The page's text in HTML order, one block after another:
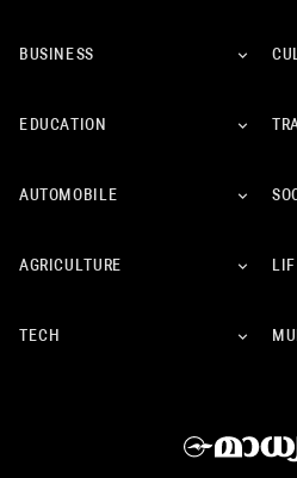
BUSINESS
EDUCATION
AUTOMOBILE
AGRICULTURE
TECH